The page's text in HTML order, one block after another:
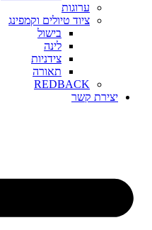
ערוגות
ציוד טיולים וקמפינג
בישול
לינה
צידניות
תאורה
REDBACK
יצירת קשר